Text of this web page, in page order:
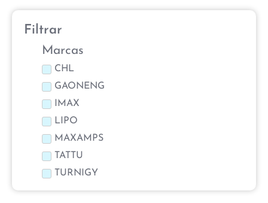
Filtrar
Marcas
CHL
GAONENG
IMAX
LIPO
MAXAMPS
TATTU
TURNIGY